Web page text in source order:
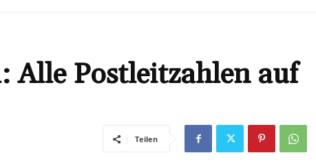
Alle Postleitzahlen auf
Teilen